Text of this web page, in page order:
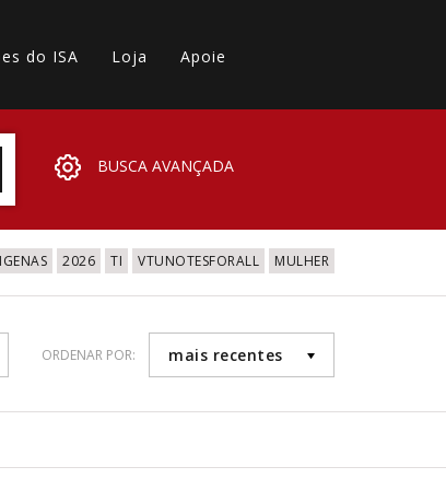
do ISA Loja Apoie
BUSCA AVANÇADA
2026 TI VTUNOTESFORALL MULHER
ORDENAR POR: mais recentes